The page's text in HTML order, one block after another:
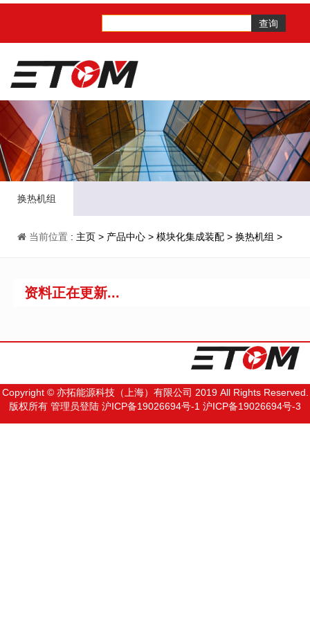
查询
换热机组
当前位置 : 主页 > 产品中心 > 模块化集成装配 > 换热机组 >
资料正在更新...
Copyright © 亦拓能源科技（上海）有限公司 2019 All Rights Reserved.
版权所有 管理员登陆 沪ICP备19026694号-1 沪ICP备19026694号-3